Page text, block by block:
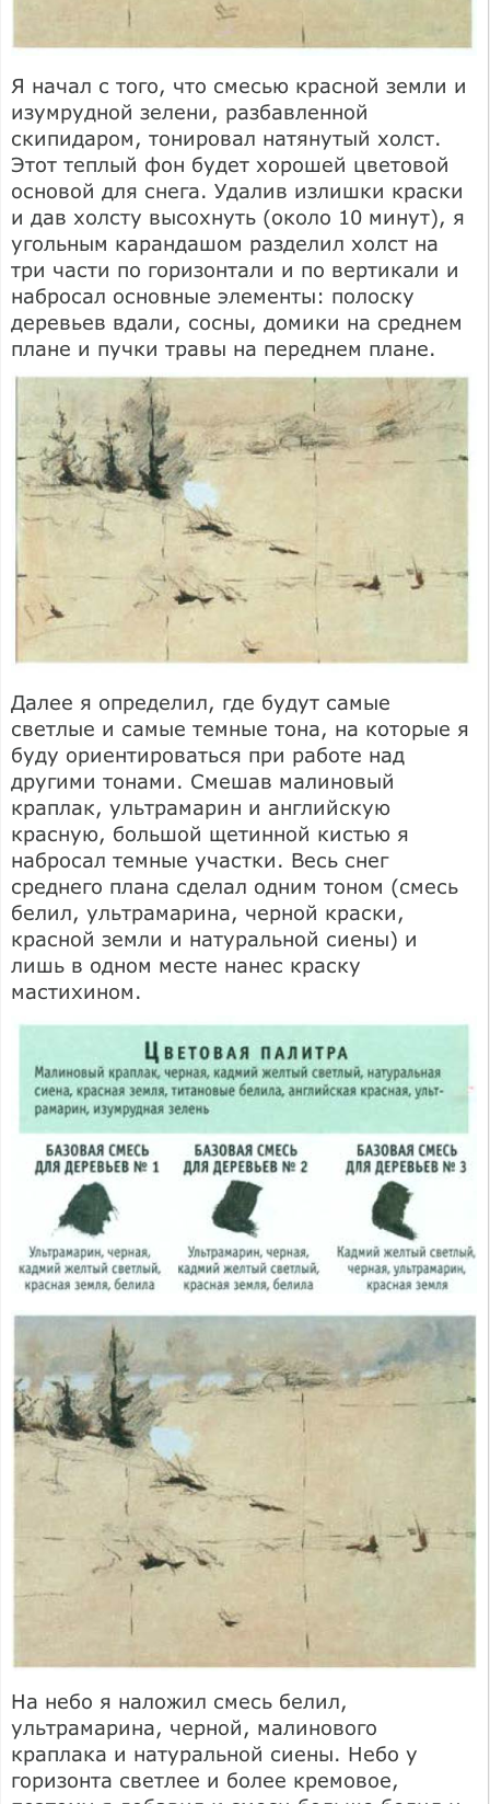
Я начал с того, что смесью красной земли и
изумрудной зелени, разбавленной
скипидаром, тонировал натянутый холст.
Этот теплый фон будет хорошей цветовой
основой для снега. Удалив излишки краски
и дав холсту высохнуть (около 10 минут), я
угольным карандашом разделил холст на
три части по горизонтали и по вертикали и
набросал основные элементы: полоску
деревьев вдали, сосны, домики на среднем
плане и пучки травы на переднем плане.
Далее я определил, где будут самые
светлые и самые темные тона, на которые я
буду ориентироваться при работе над
другими тонами. Смешав малиновый
краплак, ультрамарин и английскую
красную, большой щетинной кистью я
набросал темные участки. Весь снег
среднего плана сделал одним тоном (смесь
белил, ультрамарина, черной краски,
красной земли и натуральной сиены) и
лишь в одном месте нанес краску
мастихином.
На небо я наложил смесь белил,
ультрамарина, черной, малинового
краплака и натуральной сиены. Небо у
горизонта светлее и более кремовое,